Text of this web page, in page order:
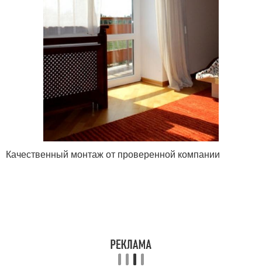
Качественный монтаж от проверенной компании